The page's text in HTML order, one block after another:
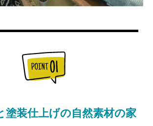
塗装仕上げの自然素材の家